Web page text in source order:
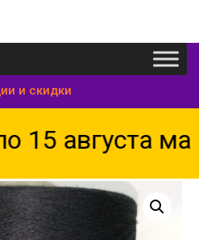
и скидки
августа